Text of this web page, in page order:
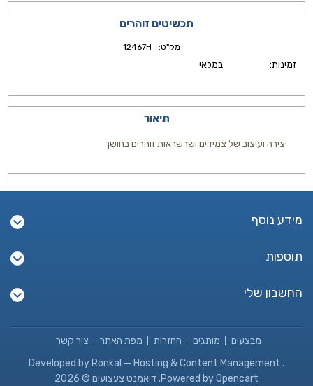
תכשיטים זוהרים
מק"ט: 12467H
זמינות: במלאי
תיאור
יצירה ועיצוב של צמידים ושרשראות זוהרים בחושך
מידע נוסף
תוספות
החשבון שלי
מבצעים מותגים החזרות מפת האתר
צור קשר
Developed by Ronkal — Hosting & Content Management .
Powered by Opencart. דיאמנט צעצועים © 2026